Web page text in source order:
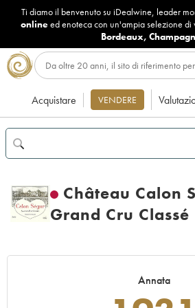
Ti diamo il benvenuto su iDealwine, leader
onlineed enoteca con un'ampia selezione di
Bordeaux,
Acquistare VENDERE
Château Calon
Grand Cru Classé
Annata